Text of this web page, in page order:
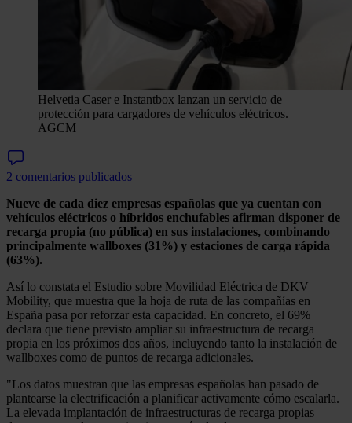
Helvetia Caser e Instantbox lanzan un servicio de
protección para cargadores de vehículos eléctricos.
AGCM
2 comentarios publicados
Nueve de cada diez empresas españolas que ya cuentan con
vehículos eléctricos o híbridos enchufables afirman disponer de
recarga propia (no pública) en sus instalaciones, combinando
principalmente wallboxes (31%) y estaciones de carga rápida
(63%).
Así lo constata el Estudio sobre Movilidad Eléctrica de DKV
Mobility, que muestra que la hoja de ruta de las compañías en
España pasa por reforzar esta capacidad. En concreto, el 69%
declara que tiene previsto ampliar su infraestructura de recarga
propia en los próximos dos años, incluyendo tanto la instalación de
wallboxes como de puntos de recarga adicionales.
"Los datos muestran que las empresas españolas han pasado de
plantearse la electrificación a planificar activamente cómo escalarla.
La elevada implantación de infraestructuras de recarga propias